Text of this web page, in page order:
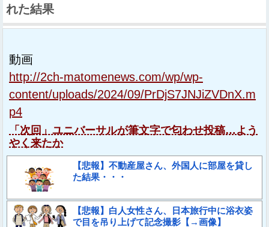
れた結果
動画
http://2ch-matomenews.com/wp/wp-
content/uploads/2024/09/PrDjS7JNJiZVDnX.m
p4
「次回」ユニバーサルが筆文字で匂わせ投稿…よう
やく来たか
【悲報】不動産屋さん、外国人に部屋を貸し
た結果・・・
【悲報】白人女性さん、日本旅行中に浴衣姿
で目を吊り上げて記念撮影【→画像】